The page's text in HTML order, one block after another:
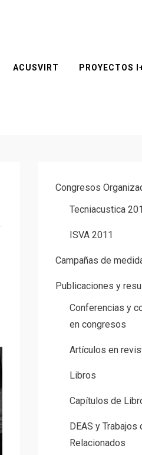
ACUSVIRT PROYECTOS
Congresos
Tecniacustica
ISVA 2011
Campañas de
Publicaciones y
Conferencias y
en congresos
Artículos en
Libros
Capítulos de
DEAS y
Relacionados